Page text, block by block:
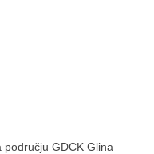
GDCK Glina